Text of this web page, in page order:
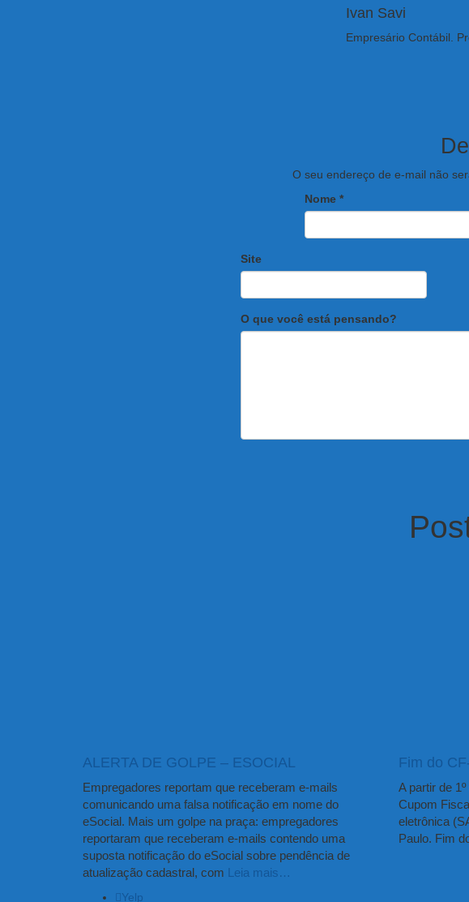
Ivan Savi
Empresário Contábil.
O seu endereço de e-mail não
Nome *
Site
O que você está pensando?
ALERTA DE GOLPE – ESOCIAL
Empregadores reportam que receberam e-mails
comunicando uma falsa notificação em nome do
eSocial. Mais um golpe na praça: empregadores
reportaram que receberam e-mails contendo uma
suposta notificação do eSocial sobre pendência de
atualização cadastral, com Leia mais…
Fim do
A partir de
Cupom
eletrônica
Paulo. Fim
Yelp